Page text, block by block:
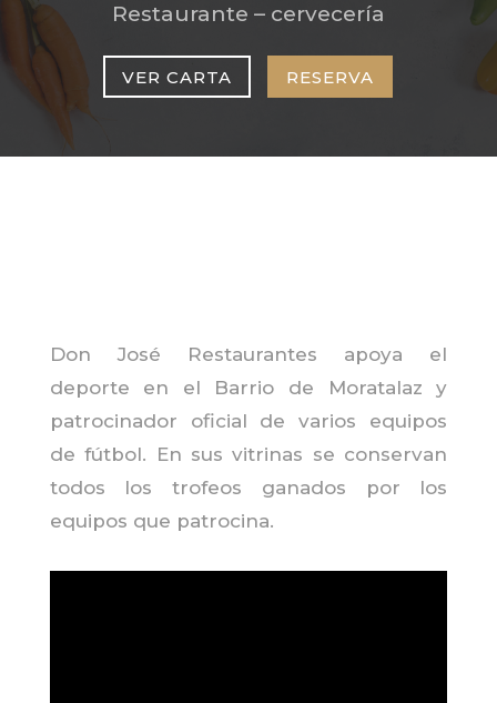
Restaurante – cervecería
VER CARTA RESERVA
Don José Restaurantes apoya el
deporte en el Barrio de Moratalaz y
patrocinador oficial de varios equipos
de fútbol. En sus vitrinas se conservan
todos los trofeos ganados por los
equipos que patrocina.